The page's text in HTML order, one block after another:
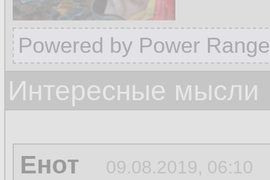
Powered by Power
Интересные мысли
Енот 09.08.2019, 06:10